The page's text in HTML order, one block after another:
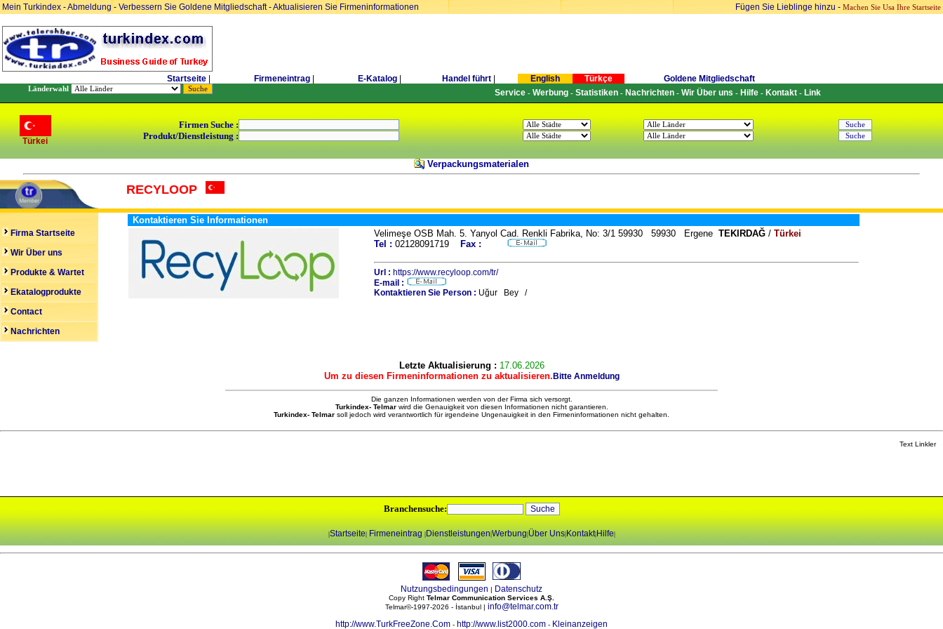
Mein Turkindex -Abmeldung- Verbessern Sie Goldene Mitgliedschaft-Aktualisieren Sie Firmeninformationen Fügen Sie Lieblinge hinzu - Machen Sie Usa Ihre Startseite
Startseite Firmeneintrag E-Katalog Handel führt English Türkçe Goldene Mitgliedschaft
Länderwahl Service- Werbung- Statistiken- Nachrichten- Wir Über uns - Hilfe- Kontakt- Link
Türkei
Firmen Suche :
Produkt/Dienstleistung :
Verpackungsmaterialen
RECYLOOP
Firma Startseite
Wir Über uns
Produkte & Wartet
Ekatalogprodukte
Contact
Nachrichten
Kontaktieren Sie Informationen
Velimeşe OSB Mah. 5. Yanyol Cad. Renkli Fabrika, No: 3/1 59930 59930 Ergene TEKIRDAĞ / Türkei
Tel : 02128091719 Fax :
Url : https://www.recyloop.com/tr/
E-mail :
Kontaktieren Sie Person : Uğur Bey /
Letzte Aktualisierung : 17.06.2026
Um zu diesen Firmeninformationen zu aktualisieren. Bitte Anmeldung
Die ganzen Informationen werden von der Firma sich versorgt.
Turkindex- Telmar wird die Genauigkeit von diesen Informationen nicht garantieren.
Turkindex- Telmar soll jedoch wird verantwortlich für irgendeine Ungenauigkeit in den Firmeninformationen nicht gehalten.
Text Linkler
Branchensuche:
|Startseite| Firmeneintrag |Dienstleistungen|Werbung|Über Uns|Kontakt|Hilfe|
Nutzungsbedingungen | Datenschutz
Copy Right Telmar Communication Services A.Ş.
Telmar©-1997-2026 - İstanbul | info@telmar.com.tr
http://www.TurkFreeZone.Com - http://www.list2000.com - Kleinanzeigen